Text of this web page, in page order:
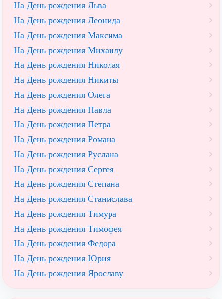
На День рождения Льва
На День рождения Леонида
На День рождения Максима
На День рождения Михаилу
На День рождения Николая
На День рождения Никиты
На День рождения Олега
На День рождения Павла
На День рождения Петра
На День рождения Романа
На День рождения Руслана
На День рождения Сергея
На День рождения Степана
На День рождения Станислава
На День рождения Тимура
На День рождения Тимофея
На День рождения Федора
На День рождения Юрия
На День рождения Ярославу